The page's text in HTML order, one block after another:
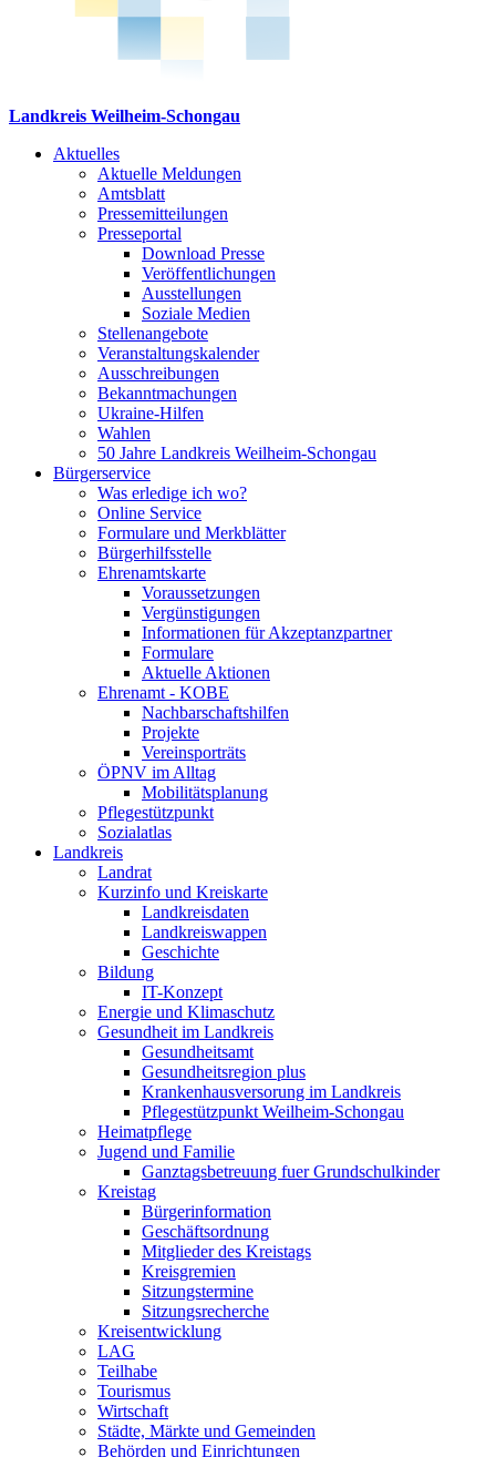
Landkreis Weilheim-Schongau
Aktuelles
Aktuelle Meldungen
Amtsblatt
Pressemitteilungen
Presseportal
Download Presse
Veröffentlichungen
Ausstellungen
Soziale Medien
Stellenangebote
Veranstaltungskalender
Ausschreibungen
Bekanntmachungen
Ukraine-Hilfen
Wahlen
50 Jahre Landkreis Weilheim-Schongau
Bürgerservice
Was erledige ich wo?
Online Service
Formulare und Merkblätter
Bürgerhilfsstelle
Ehrenamtskarte
Voraussetzungen
Vergünstigungen
Informationen für Akzeptanzpartner
Formulare
Aktuelle Aktionen
Ehrenamt - KOBE
Nachbarschaftshilfen
Projekte
Vereinsporträts
ÖPNV im Alltag
Mobilitätsplanung
Pflegestützpunkt
Sozialatlas
Landkreis
Landrat
Kurzinfo und Kreiskarte
Landkreisdaten
Landkreiswappen
Geschichte
Bildung
IT-Konzept
Energie und Klimaschutz
Gesundheit im Landkreis
Gesundheitsamt
Gesundheitsregion plus
Krankenhausversorung im Landkreis
Pflegestützpunkt Weilheim-Schongau
Heimatpflege
Jugend und Familie
Ganztagsbetreuung fuer Grundschulkinder
Kreistag
Bürgerinformation
Geschäftsordnung
Mitglieder des Kreistags
Kreisgremien
Sitzungstermine
Sitzungsrecherche
Kreisentwicklung
LAG
Teilhabe
Tourismus
Wirtschaft
Städte, Märkte und Gemeinden
Behörden und Einrichtungen